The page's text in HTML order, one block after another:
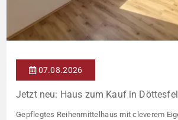
07.08.2026
Jetzt neu: Haus zum Kauf in
Gepflegtes Reihenmittelhaus mit cleverem